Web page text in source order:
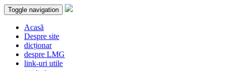
Toggle navigation
Acasă
Despre site
dicționar
despre LMG
link-uri utile